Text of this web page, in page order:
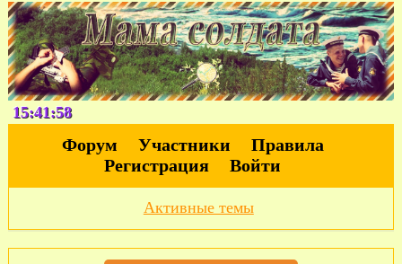
15:41:59
Форум Участники
Правила
Регистрация
Войти
Активные темы